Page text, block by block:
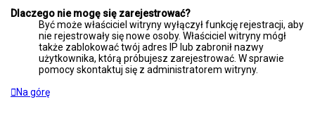
Dlaczego nie mogę się zarejestrować?
Być może właściciel witryny wyłączył funkcję rejestracji, aby
nie rejestrowały się nowe osoby. Właściciel witryny mógł
także zablokować twój adres IP lub zabronił nazwy
użytkownika, którą próbujesz zarejestrować. W sprawie
pomocy skontaktuj się z administratorem witryny.
Na górę